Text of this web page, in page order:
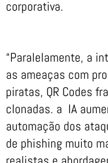
corporativa.
“Paralelamente, a
as ameaças com
piratas, QR Codes
clonadas. a IA
automação dos
de phishing muito